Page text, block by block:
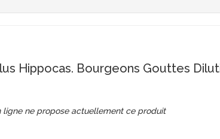
Hippocas. Bourgeons Gouttes
ligne ne propose actuellement ce produit